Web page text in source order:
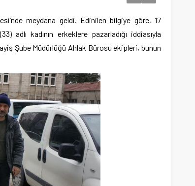
meydana geldi. Edinilen bilgiye göre, 17
adlı kadının erkeklere pazarladığı iddiasıyla
Şube Müdürlüğü Ahlak Bürosu ekipleri, bunun